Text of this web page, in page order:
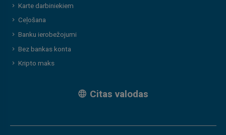
Karte darbiniekiem
Ceļošana
Banku ierobežojumi
Bez bankas konta
Kripto maks
Citas valodas